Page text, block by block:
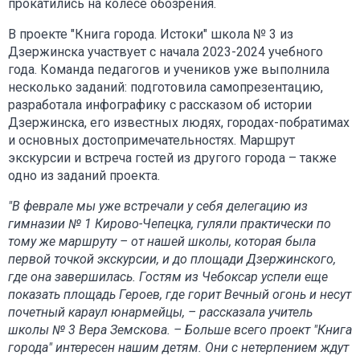
прокатились на колесе обозрения.
В проекте "Книга города. Истоки" школа № 3 из
Дзержинска участвует с начала 2023-2024 учебного
года. Команда педагогов и учеников уже выполнила
несколько заданий: подготовила самопрезентацию,
разработала инфографику с рассказом об истории
Дзержинска, его известных людях, городах-побратимах
и основных достопримечательностях. Маршрут
экскурсии и встреча гостей из другого города – также
одно из заданий проекта.
"В феврале мы уже встречали у себя делегацию из
гимназии № 1 Кирово-Чепецка, гуляли практически по
тому же маршруту – от нашей школы, которая была
первой точкой экскурсии, и до площади Дзержинского,
где она завершилась. Гостям из Чебоксар успели еще
показать площадь Героев, где горит Вечный огонь и несут
почетный караул юнармейцы, – рассказала учитель
школы № 3 Вера Земскова. – Больше всего проект "Книга
города" интересен нашим детям. Они с нетерпением ждут